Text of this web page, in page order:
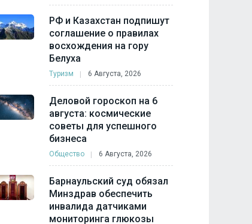
РФ и Казахстан подпишут
соглашение о правилах
восхождения на гору
Белуха
Туризм 6 Августа, 2026
Деловой гороскоп на 6
августа: космические
советы для успешного
бизнеса
Общество 6 Августа, 2026
Барнаульский суд обязал
Минздрав обеспечить
инвалида датчиками
мониторинга глюкозы